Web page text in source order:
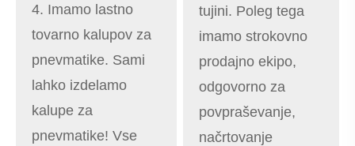
4. Imamo lastno
tovarno kalupov za
pnevmatike. Sami
lahko izdelamo
kalupe za
pnevmatike! Vse
tujini. Poleg tega
imamo strokovno
prodajno ekipo,
odgovorno za
povpraševanje,
načrtovanje